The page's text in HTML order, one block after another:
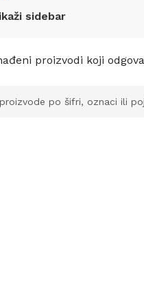
sidebar
proizvodi koji